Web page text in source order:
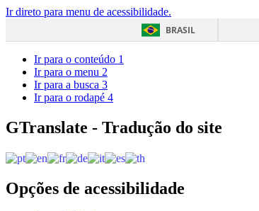
Ir direto para menu de acessibilidade.
BRASIL
Ir para o conteúdo 1
Ir para o menu 2
Ir para a busca 3
Ir para o rodapé 4
GTranslate - Tradução do site
Opções de acessibilidade